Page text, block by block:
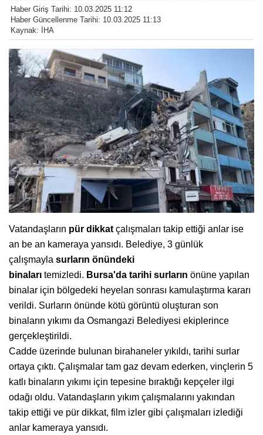
Haber Giriş Tarihi: 10.03.2025 11:12
Haber Güncellenme Tarihi: 10.03.2025 11:13
Kaynak: İHA
Vatandaşların pür dikkat çalışmaları takip ettiği anlar ise
an be an kameraya yansıdı. Belediye, 3 günlük
çalışmayla surların önündeki
binaları temizledi. Bursa'da tarihi surların önüne yapılan
binalar için bölgedeki heyelan sonrası kamulaştırma kararı
verildi. Surların önünde kötü görüntü oluşturan son
binaların yıkımı da Osmangazi Belediyesi ekiplerince
gerçekleştirildi.
Cadde üzerinde bulunan birahaneler yıkıldı, tarihi surlar
ortaya çıktı. Çalışmalar tam gaz devam ederken, vinçlerin 5
katlı binaların yıkımı için tepesine bıraktığı kepçeler ilgi
odağı oldu. Vatandaşların yıkım çalışmalarını yakından
takip ettiği ve pür dikkat, film izler gibi çalışmaları izlediği
anlar kameraya yansıdı.